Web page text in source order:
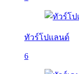
ทัวร์โปแลนด์
6